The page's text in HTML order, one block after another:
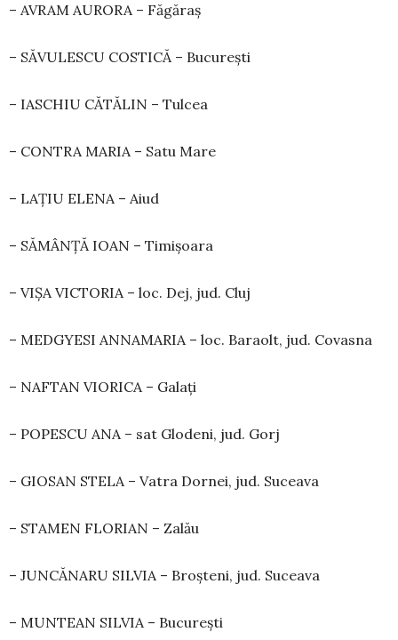
– AVRAM AURORA – Făgăraș
– SĂVULESCU COSTICĂ – București
– IASCHIU CĂTĂLIN – Tulcea
– CONTRA MARIA – Satu Mare
– LAȚIU ELENA – Aiud
– SĂMÂNȚĂ IOAN – Timișoara
– VIȘA VICTORIA – loc. Dej, jud. Cluj
– MEDGYESI ANNAMARIA – loc. Baraolt, jud. Covasna
– NAFTAN VIORICA – Galați
– POPESCU ANA – sat Glodeni, jud. Gorj
– GIOSAN STELA – Vatra Dornei, jud. Suceava
– STAMEN FLORIAN – Zalău
– JUNCĂNARU SILVIA – Broșteni, jud. Suceava
– MUNTEAN SILVIA – București